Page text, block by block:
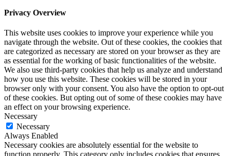
Privacy Overview
This website uses cookies to improve your experience while you
navigate through the website. Out of these cookies, the cookies that
are categorized as necessary are stored on your browser as they are
as essential for the working of basic functionalities of the website.
We also use third-party cookies that help us analyze and understand
how you use this website. These cookies will be stored in your
browser only with your consent. You also have the option to opt-out
of these cookies. But opting out of some of these cookies may have
an effect on your browsing experience.
Necessary
Necessary
Always Enabled
Necessary cookies are absolutely essential for the website to
function properly. This category only includes cookies that ensures